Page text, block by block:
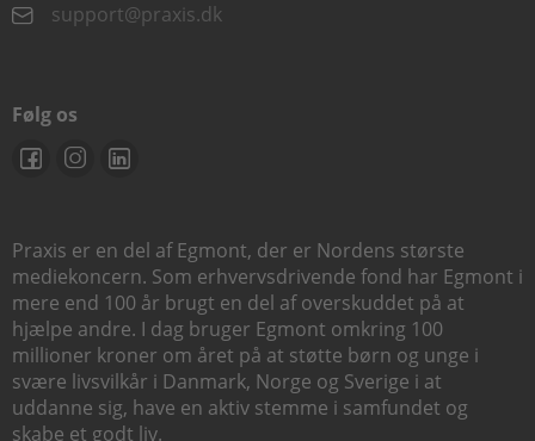
support@praxis.dk
Følg os
Praxis er en del af Egmont, der er Nordens største
mediekoncern. Som erhvervsdrivende fond har Egmont i
mere end 100 år brugt en del af overskuddet på at
hjælpe andre. I dag bruger Egmont omkring 100
millioner kroner om året på at støtte børn og unge i
svære livsvilkår i Danmark, Norge og Sverige i at
uddanne sig, have en aktiv stemme i samfundet og
skabe et godt liv.